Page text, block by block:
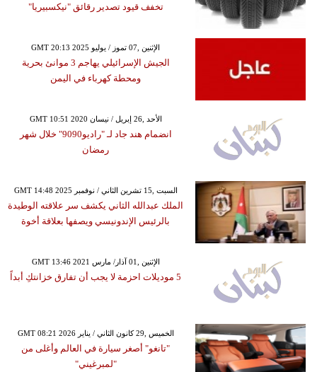
تخفف قيود تصدير رقائق "نيكسبيريا"
GMT 20:13 2025 الإثنين ,07 تموز / يوليو
الجيش الإسرائيلي يهاجم 3 موانئ بحرية
ومحطة كهرباء في اليمن
GMT 10:51 2020 الأحد ,26 إبريل / نيسان
انضمام هند جاد لـ "راديو9090" خلال شهر
رمضان
GMT 14:48 2025 السبت ,15 تشرين الثاني / نوفمبر
الملك عبدالله الثاني يكشف سر علاقته الوطيدة
بالرئيس الإندونيسي ويصفها بعلاقة أخوة
GMT 13:46 2021 الإثنين ,01 آذار/ مارس
5 موديلات احزمة لا يجب أن تفارق خزانتكِ أبداً
GMT 08:21 2026 الخميس ,29 كانون الثاني / يناير
"تانغو" أصغر سيارة في العالم وأغلى من
"لمبرغيني"